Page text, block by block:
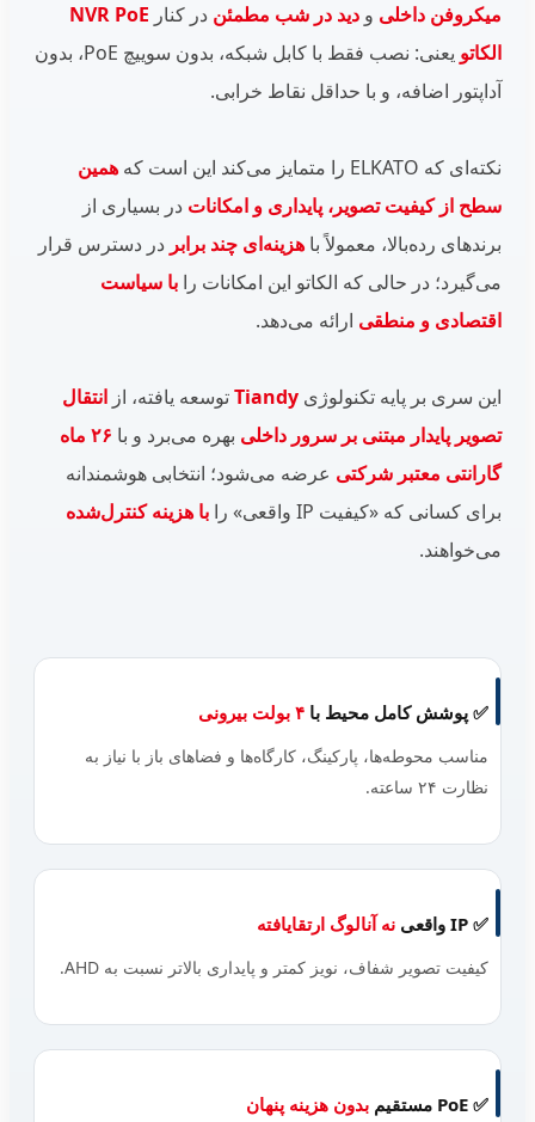
میکروفن داخلی و دید در شب مطمئن در کنار NVR PoE
الکاتو
یعنی: نصب فقط با کابل شبکه، بدون سوییچ PoE، بدون
آداپتور اضافه، و با حداقل نقاط خرابی.
نکته‌ای که ELKATO را متمایز می‌کند این است که
همین
سطح از کیفیت تصویر، پایداری و امکانات در بسیاری از
برندهای رده‌بالا، معمولاً با هزینه‌ای چند برابر در دسترس قرار
می‌گیرد؛ در حالی که الکاتو این امکانات را با سیاست
اقتصادی و منطقی ارائه می‌دهد.
این سری بر پایه تکنولوژی Tiandyتوسعه یافته، از انتقال
تصویر پایدار مبتنی بر سرور داخلی بهره می‌برد و با
۲۶ ماه
گارانتی معتبر شرکتی عرضه می‌شود؛ انتخابی هوشمندانه
برای کسانی که «کیفیت IP واقعی» را
با هزینه کنترل‌شده
می‌خواهند.
✅ پوشش کامل محیط با ۴ بولت بیرونی
مناسب محوطه‌ها، پارکینگ، کارگاه‌ها و فضاهای باز با نیاز به
نظارت ۲۴ ساعته.
✅ IP واقعی نه آنالوگ ارتقایافته
کیفیت تصویر شفاف، نویز کمتر و پایداری بالاتر نسبت به AHD.
✅ PoE مستقیم بدون هزینه پنهان